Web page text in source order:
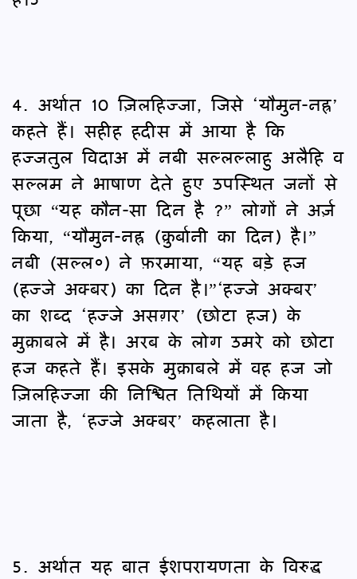
4. अर्थात 10 ज़िलहिज्जा, जिसे ‘यौमुन-नह्र’
कहते हैं। सहीह हदीस में आया है कि
हज्जतुल विदाअ में नबी सल्लल्लाहु अलैहि व
सल्लम ने भाषाण देते हुए उपस्थित जनों से
पूछा “यह कौन-सा दिन है ?” लोगों ने अर्ज़
किया, “यौमुन-नह्र (क़ुर्बानी का दिन) है।”
नबी (सल्ल०) ने फ़रमाया, “यह बड़े हज
(हज्जे अक्बर) का दिन है।”‘हज्जे अक्बर’
का शब्द ‘हज्जे असग़र’ (छोटा हज) के
मुक़ाबले में है। अरब के लोग उमरे को छोटा
हज कहते हैं। इसके मुक़ाबले में वह हज जो
ज़िलहिज्जा की निश्चित तिथियों में किया
जाता है, ‘हज्जे अक्बर’ कहलाता है।
5. अर्थात यह बात ईशपरायणता के विरुद्ध